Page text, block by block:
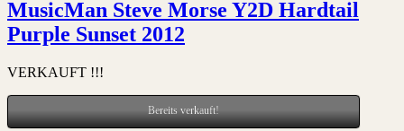
MusicMan Steve Morse Y2D Hardtail
Purple Sunset 2012
VERKAUFT !!!
Bereits verkauft!